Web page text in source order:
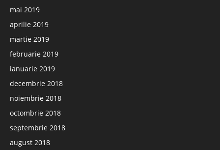
mai 2019
aprilie 2019
martie 2019
februarie 2019
ianuarie 2019
decembrie 2018
noiembrie 2018
octombrie 2018
septembrie 2018
august 2018